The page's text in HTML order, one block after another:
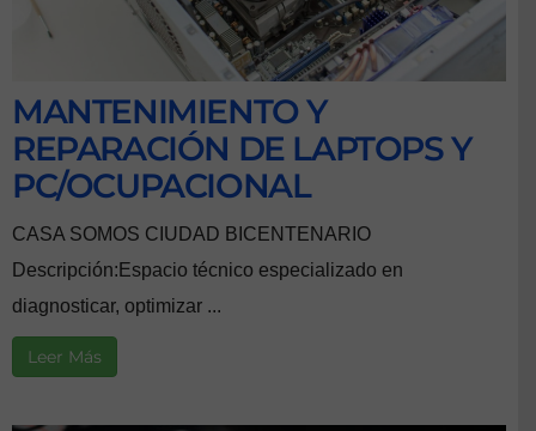
MANTENIMIENTO Y
REPARACIÓN DE LAPTOPS Y
PC/OCUPACIONAL
CASA SOMOS CIUDAD BICENTENARIO
Descripción:Espacio técnico especializado en
diagnosticar, optimizar ...
Leer Más